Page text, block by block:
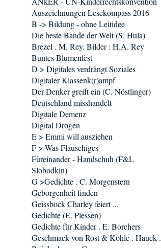
Auszeichnungen Lesekompass 2016
B -> Bildung - ohne Leitidee
Die beste Bande der Welt (S. Hula)
Brezel . M. Rey. Bilder : H.A. Rey
Buntes Blumenfest
D > Digitales verdrängt Soziales
Digitaler Klassenk(r)ampf
Der Denker greift ein (C. Nöstlinger)
Deutschland misshandelt
Digitale Demenz
Digital Drogen
E > Emmi will ausziehen
F > Was Flauschiges
Füreinander - Handschuh (F&L
Slobodkin)
G >Gedichte . C. Morgenstern
Geborgenheit finden
Geissbock Charley feiert ...
Gedichte (E. Plessen)
Gedichte für Kinder . E. Borchers
Geschmack von Rost & Kohle . Hauck .